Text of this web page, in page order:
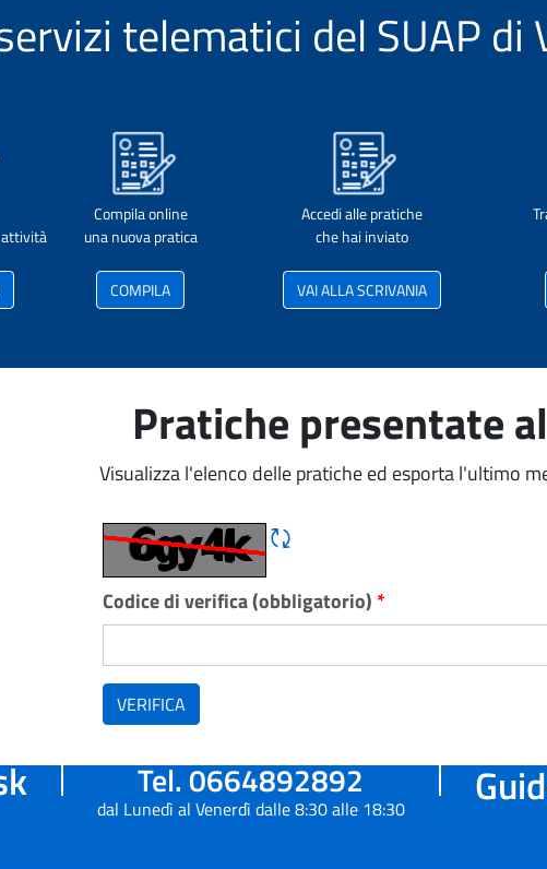
telematici del SUAP di
Compila online
una nuova pratica
COMPILA
Accedi alle pratiche
che hai inviato
VAI ALLA SCRIVANIA
Pratiche presentate
Visualizza l'elenco delle pratiche ed esporta l'ultimo
Rigene CAPTCHA
Codice di verifica (obbligatorio) *
VERIFICA
Tel. 0664892892
dal Lunedì al Venerdì dalle 8:30 alle 18:30